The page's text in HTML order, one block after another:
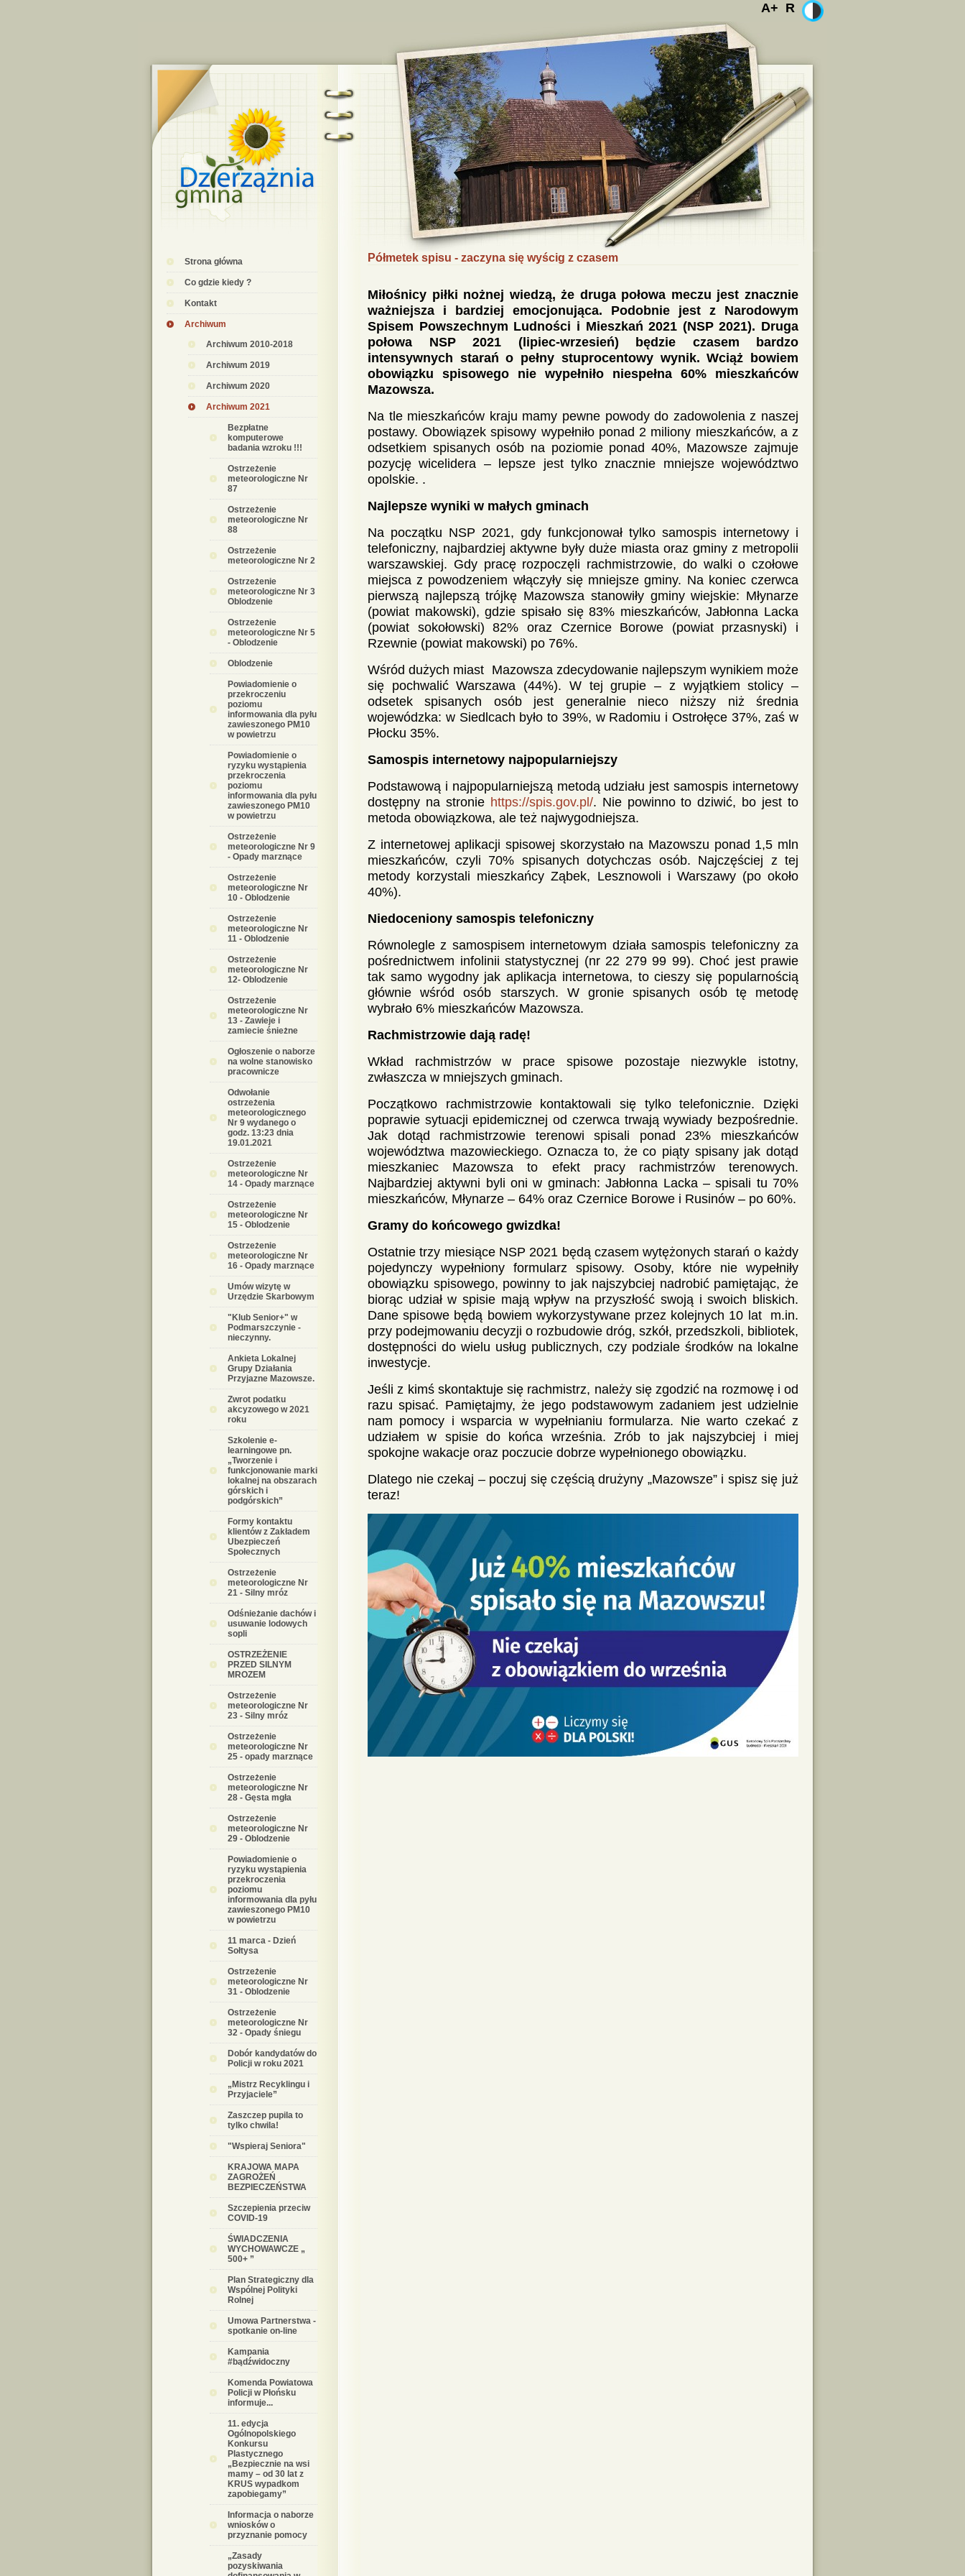
A+ R
Strona główna
Co gdzie kiedy ?
Kontakt
Archiwum
Archiwum 2010-2018
Archiwum 2019
Archiwum 2020
Archiwum 2021
Bezpłatne
komputerowe
badania wzroku !!!
Ostrzeżenie
meteorologiczne Nr
87
Ostrzeżenie
meteorologiczne Nr
88
Ostrzeżenie
meteorologiczne Nr 2
Ostrzeżenie
meteorologiczne Nr 3
Oblodzenie
Ostrzeżenie
meteorologiczne Nr 5
- Oblodzenie
Oblodzenie
Powiadomienie o
przekroczeniu
poziomu
informowania dla pyłu
zawieszonego PM10
w powietrzu
Powiadomienie o
ryzyku wystąpienia
przekroczenia
poziomu
informowania dla pyłu
zawieszonego PM10
w powietrzu
Ostrzeżenie
meteorologiczne Nr 9
- Opady marznące
Ostrzeżenie
meteorologiczne Nr
10 - Oblodzenie
Ostrzeżenie
meteorologiczne Nr
11 - Oblodzenie
Ostrzeżenie
meteorologiczne Nr
12- Oblodzenie
Ostrzeżenie
meteorologiczne Nr
13 - Zawieje i
zamiecie śnieżne
Ogłoszenie o naborze
na wolne stanowisko
pracownicze
Odwołanie
ostrzeżenia
meteorologicznego
Nr 9 wydanego o
godz. 13:23 dnia
19.01.2021
Ostrzeżenie
meteorologiczne Nr
14 - Opady marznące
Ostrzeżenie
meteorologiczne Nr
15 - Oblodzenie
Ostrzeżenie
meteorologiczne Nr
16 - Opady marznące
Umów wizytę w
Urzędzie Skarbowym
"Klub Senior+" w
Podmarszczynie -
nieczynny.
Ankieta Lokalnej
Grupy Działania
Przyjazne Mazowsze.
Zwrot podatku
akcyzowego w 2021
roku
Szkolenie e-
learningowe pn.
„Tworzenie i
funkcjonowanie marki
lokalnej na obszarach
górskich i
podgórskich”
Formy kontaktu
klientów z Zakładem
Ubezpieczeń
Społecznych
Ostrzeżenie
meteorologiczne Nr
21 - Silny mróz
Odśnieżanie dachów i
usuwanie lodowych
sopli
OSTRZEŻENIE
PRZED SILNYM
MROZEM
Ostrzeżenie
meteorologiczne Nr
23 - Silny mróz
Ostrzeżenie
meteorologiczne Nr
25 - opady marznące
Ostrzeżenie
meteorologiczne Nr
28 - Gęsta mgła
Ostrzeżenie
meteorologiczne Nr
29 - Oblodzenie
Powiadomienie o
ryzyku wystąpienia
przekroczenia
poziomu
informowania dla pyłu
zawieszonego PM10
w powietrzu
11 marca - Dzień
Sołtysa
Ostrzeżenie
meteorologiczne Nr
31 - Oblodzenie
Ostrzeżenie
meteorologiczne Nr
32 - Opady śniegu
Dobór kandydatów do
Policji w roku 2021
„Mistrz Recyklingu i
Przyjaciele”
Zaszczep pupila to
tylko chwila!
"Wspieraj Seniora"
KRAJOWA MAPA
ZAGROŻEŃ
BEZPIECZEŃSTWA
Szczepienia przeciw
COVID-19
ŚWIADCZENIA
WYCHOWAWCZE „
500+ ”
Plan Strategiczny dla
Wspólnej Polityki
Rolnej
Umowa Partnerstwa -
spotkanie on-line
Kampania
#bądźwidoczny
Komenda Powiatowa
Policji w Płońsku
informuje...
11. edycja
Ogólnopolskiego
Konkursu
Plastycznego
„Bezpiecznie na wsi
mamy – od 30 lat z
KRUS wypadkom
zapobiegamy”
Informacja o naborze
wniosków o
przyznanie pomocy
„Zasady
pozyskiwania
Półmetek spisu - zaczyna się wyścig z czasem
Miłośnicy piłki nożnej wiedzą, że druga połowa meczu jest znacznie
ważniejsza i bardziej emocjonująca. Podobnie jest z Narodowym
Spisem Powszechnym Ludności i Mieszkań 2021 (NSP 2021). Druga
połowa NSP 2021 (lipiec-wrzesień) będzie czasem bardzo
intensywnych starań o pełny stuprocentowy wynik. Wciąż bowiem
obowiązku spisowego nie wypełniło niespełna 60% mieszkańców
Mazowsza.
Na tle mieszkańców kraju mamy pewne powody do zadowolenia z naszej
postawy. Obowiązek spisowy wypełniło ponad 2 miliony mieszkańców, a z
odsetkiem spisanych osób na poziomie ponad 40%, Mazowsze zajmuje
pozycję wicelidera – lepsze jest tylko znacznie mniejsze województwo
opolskie. .
Najlepsze wyniki w małych gminach
Na początku NSP 2021, gdy funkcjonował tylko samospis internetowy i
telefoniczny, najbardziej aktywne były duże miasta oraz gminy z metropolii
warszawskiej. Gdy pracę rozpoczęli rachmistrzowie, do walki o czołowe
miejsca z powodzeniem włączyły się mniejsze gminy. Na koniec czerwca
pierwszą najlepszą trójkę Mazowsza stanowiły gminy wiejskie: Młynarze
(powiat makowski), gdzie spisało się 83% mieszkańców, Jabłonna Lacka
(powiat sokołowski) 82% oraz Czernice Borowe (powiat przasnyski) i
Rzewnie (powiat makowski) po 76%.
Wśród dużych miast Mazowsza zdecydowanie najlepszym wynikiem może
się pochwalić Warszawa (44%). W tej grupie – z wyjątkiem stolicy –
odsetek spisanych osób jest generalnie nieco niższy niż średnia
wojewódzka: w Siedlcach było to 39%, w Radomiu i Ostrołęce 37%, zaś w
Płocku 35%.
Samospis internetowy najpopularniejszy
Podstawową i najpopularniejszą metodą udziału jest samospis internetowy
dostępny na stronie https://spis.gov.pl/. Nie powinno to dziwić, bo jest to
metoda obowiązkowa, ale też najwygodniejsza.
Z internetowej aplikacji spisowej skorzystało na Mazowszu ponad 1,5 mln
mieszkańców, czyli 70% spisanych dotychczas osób. Najczęściej z tej
metody korzystali mieszkańcy Ząbek, Lesznowoli i Warszawy (po około
40%).
Niedoceniony samospis telefoniczny
Równolegle z samospisem internetowym działa samospis telefoniczny za
pośrednictwem infolinii statystycznej (nr 22 279 99 99). Choć jest prawie
tak samo wygodny jak aplikacja internetowa, to cieszy się popularnością
głównie wśród osób starszych. W gronie spisanych osób tę metodę
wybrało 6% mieszkańców Mazowsza.
Rachmistrzowie dają radę!
Wkład rachmistrzów w prace spisowe pozostaje niezwykle istotny,
zwłaszcza w mniejszych gminach.
Początkowo rachmistrzowie kontaktowali się tylko telefonicznie. Dzięki
poprawie sytuacji epidemicznej od czerwca trwają wywiady bezpośrednie.
Jak dotąd rachmistrzowie terenowi spisali ponad 23% mieszkańców
województwa mazowieckiego. Oznacza to, że co piąty spisany jak dotąd
mieszkaniec Mazowsza to efekt pracy rachmistrzów terenowych.
Najbardziej aktywni byli oni w gminach: Jabłonna Lacka – spisali tu 70%
mieszkańców, Młynarze – 64% oraz Czernice Borowe i Rusinów – po 60%.
Gramy do końcowego gwizdka!
Ostatnie trzy miesiące NSP 2021 będą czasem wytężonych starań o każdy
pojedynczy wypełniony formularz spisowy. Osoby, które nie wypełniły
obowiązku spisowego, powinny to jak najszybciej nadrobić pamiętając, że
biorąc udział w spisie mają wpływ na przyszłość swoją i swoich bliskich.
Dane spisowe będą bowiem wykorzystywane przez kolejnych 10 lat m.in.
przy podejmowaniu decyzji o rozbudowie dróg, szkół, przedszkoli, bibliotek,
dostępności do wielu usług publicznych, czy podziale środków na lokalne
inwestycje.
Jeśli z kimś skontaktuje się rachmistrz, należy się zgodzić na rozmowę i od
razu spisać. Pamiętajmy, że jego podstawowym zadaniem jest udzielnie
nam pomocy i wsparcia w wypełnianiu formularza. Nie warto czekać z
udziałem w spisie do końca września. Zrób to jak najszybciej i miej
spokojne wakacje oraz poczucie dobrze wypełnionego obowiązku.
Dlatego nie czekaj – poczuj się częścią drużyny „Mazowsze” i spisz się już
teraz!